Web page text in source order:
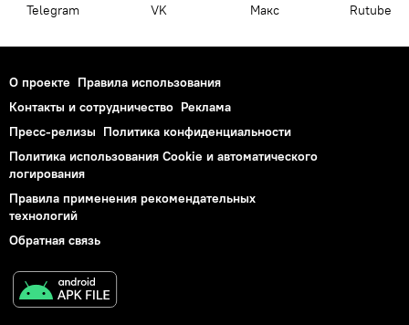
Telegram VK Макс Rutube
О проекте Правила использования
Контакты и сотрудничество Реклама
Пресс-релизы Политика конфиденциальности
Политика использования Cookie и автоматического
логирования
Правила применения рекомендательных
технологий
Обратная связь